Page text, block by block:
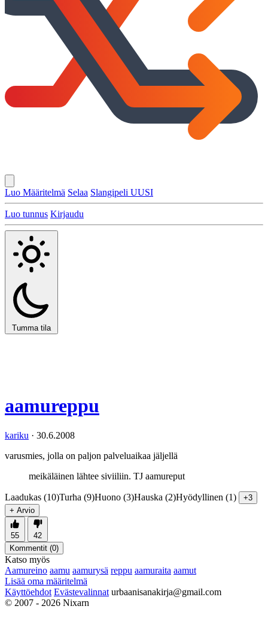
Luo Määritelmä Selaa Slangipeli UUSI
Luo tunnus Kirjaudu
Tumma tila
aamureppu
kariku · 30.6.2008
varusmies, jolla on paljon palveluaikaa jäljellä
meikäläinen lähtee siviiliin. TJ aamureput
Laadukas (10)Turha (9)Huono (3)Hauska (2)Hyödyllinen (1)
+3
+ Arvio
55
42
Kommentit (0)
Katso myös
Aamureino aamu aamurysä reppu aamuraita aamut
Lisää oma määritelmä
Käyttöehdot Evästevalinnat urbaanisanakirja@gmail.com
© 2007 - 2026 Nixarn